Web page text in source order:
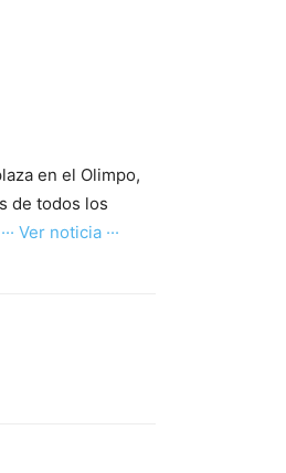
en el Olimpo,
de todos los
··· Ver noticia ···